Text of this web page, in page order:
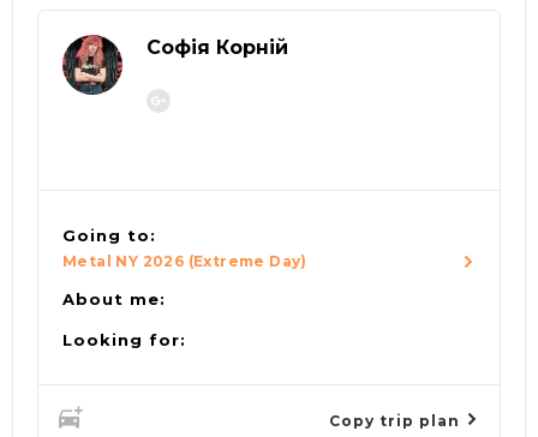
Софія Корній
Going to:
Metal NY 2026 (Extreme Day)
About me:
Looking for:
Copy trip plan